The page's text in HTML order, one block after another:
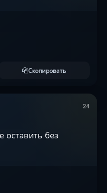
Скопировать
24
без